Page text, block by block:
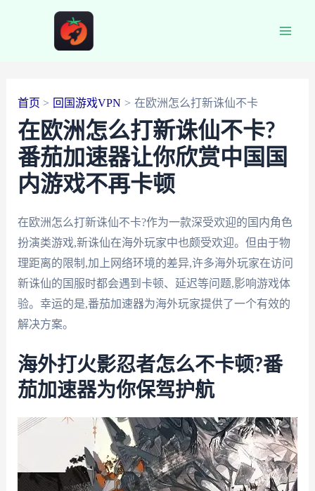
首页 回国游戏VPN 在欧洲怎么打新诛仙不卡
在欧洲怎么打新诛仙不卡?
番茄加速器让你欣赏中国国
内游戏不再卡顿
在欧洲怎么打新诛仙不卡?作为一款深受欢迎的国内角色
扮演类游戏,新诛仙在海外玩家中也颇受欢迎。但由于物
理距离的限制,加上网络环境的差异,许多海外玩家在访问
新诛仙的国服时都会遇到卡顿、延迟等问题,影响游戏体
验。幸运的是,番茄加速器为海外玩家提供了一个有效的
解决方案。
海外打火影忍者怎么不卡顿?番
茄加速器为你保驾护航